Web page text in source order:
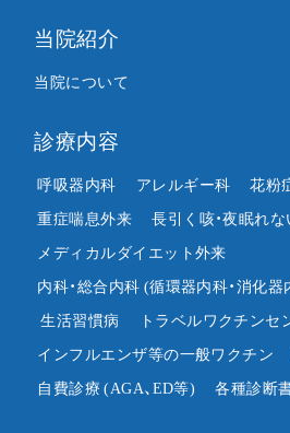
当院紹介
当院について
診療内容
呼吸器内科 アレルギー科
花粉
重症喘息外来
長引く咳・夜眠れ
メディカルダイエット外来
内科・総合内科 (循環器内科・消化器
生活習慣病
トラベルワクチンセ
インフルエンザ等の一般ワクチン
自費診療 (AGA、ED等) 各種診断